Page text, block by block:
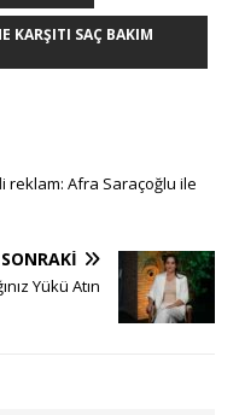
KARŞITI SAÇ BAKIM
reklam: Afra Saraçoğlu ile
SONRAKI
Yükü Atın